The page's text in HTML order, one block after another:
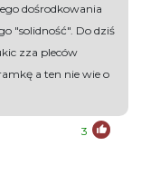
dośrodkowania
"solidność". Do dziś
zza pleców
a ten nie wie o
3